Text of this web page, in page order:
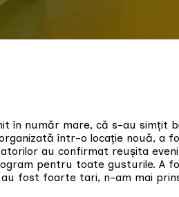
în număr mare, că s-au
într-o locație nouă, a
au confirmat reușita
pentru toate gusturile. A
au fost foarte tari, n-am mai